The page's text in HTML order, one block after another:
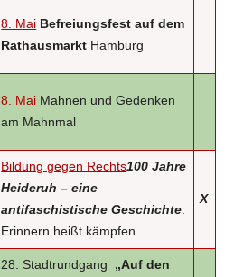
8. Mai Befreiungsfest auf dem
Rathausmarkt Hamburg
8. Mai Mahnen und Gedenken
am Mahnmal
Bildung gegen Rechts100 Jahre
Heideruh – eine
antifaschistische Geschichte
Erinnern heißt kämpfen.
X
28. Stadtrundgang „Auf den